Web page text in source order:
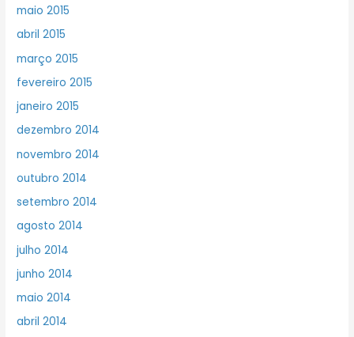
maio 2015
abril 2015
março 2015
fevereiro 2015
janeiro 2015
dezembro 2014
novembro 2014
outubro 2014
setembro 2014
agosto 2014
julho 2014
junho 2014
maio 2014
abril 2014